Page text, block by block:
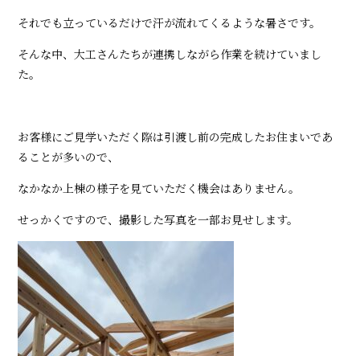
それでも立っているだけで汗が流れてくるような暑さです。
そんな中、大工さんたちが連携しながら作業を続けていまし
た。
お客様にご見学いただく際は引渡し前の完成したお住まいであ
ることが多いので、
なかなか上棟の様子を見ていただく機会はありません。
せっかくですので、撮影した写真を一部お見せします。